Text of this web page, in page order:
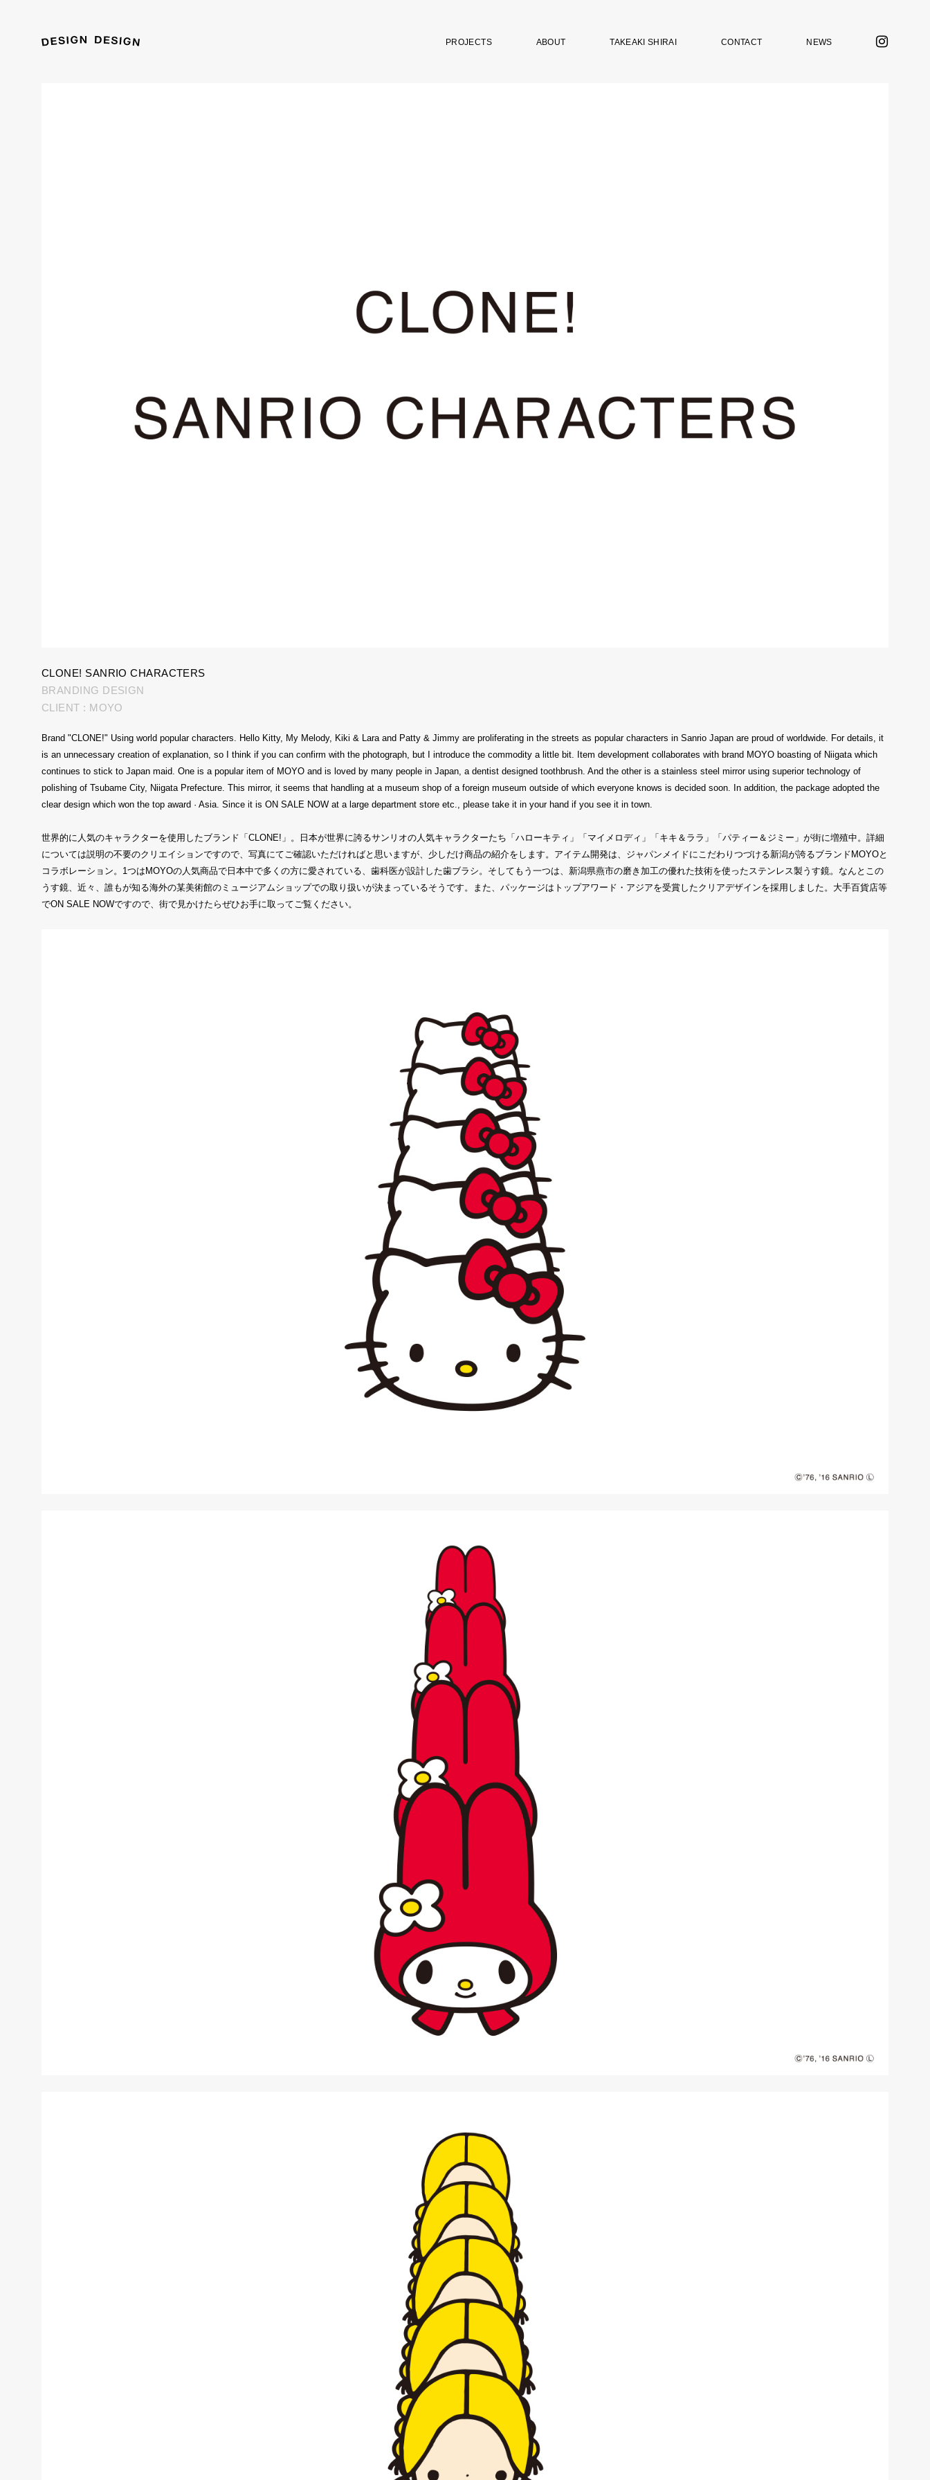
PROJECTS ABOUT TAKEAKI SHIRAI CONTACT NEWS
CLONE! SANRIO CHARACTERS
BRANDING DESIGN
CLIENT : MOYO
Brand "CLONE!" Using world popular characters. Hello Kitty, My Melody, Kiki & Lara and Patty & Jimmy are proliferating in the streets as popular characters in Sanrio Japan are proud of worldwide. For details, it
is an unnecessary creation of explanation, so I think if you can confirm with the photograph, but I introduce the commodity a little bit. Item development collaborates with brand MOYO boasting of Niigata which
continues to stick to Japan maid. One is a popular item of MOYO and is loved by many people in Japan, a dentist designed toothbrush. And the other is a stainless steel mirror using superior technology of
polishing of Tsubame City, Niigata Prefecture. This mirror, it seems that handling at a museum shop of a foreign museum outside of which everyone knows is decided soon. In addition, the package adopted the
clear design which won the top award · Asia. Since it is ON SALE NOW at a large department store etc., please take it in your hand if you see it in town.
世界的に人気のキャラクターを使用したブランド「CLONE!」。日本が世界に誇るサンリオの人気キャラクターたち「ハローキティ」「マイメロディ」「キキ＆ララ」「パティー＆ジミー」が街に増殖中。詳細
については説明の不要のクリエイションですので、写真にてご確認いただければと思いますが、少しだけ商品の紹介をします。アイテム開発は、ジャパンメイドにこだわりつづける新潟が誇るブランドMOYOと
コラボレーション。1つはMOYOの人気商品で日本中で多くの方に愛されている、歯科医が設計した歯ブラシ。そしてもう一つは、新潟県燕市の磨き加工の優れた技術を使ったステンレス製うす鏡。なんとこの
うす鏡、近々、誰もが知る海外の某美術館のミュージアムショップでの取り扱いが決まっているそうです。また、パッケージはトップアワード・アジアを受賞したクリアデザインを採用しました。大手百貨店等
でON SALE NOWですので、街で見かけたらぜひお手に取ってご覧ください。